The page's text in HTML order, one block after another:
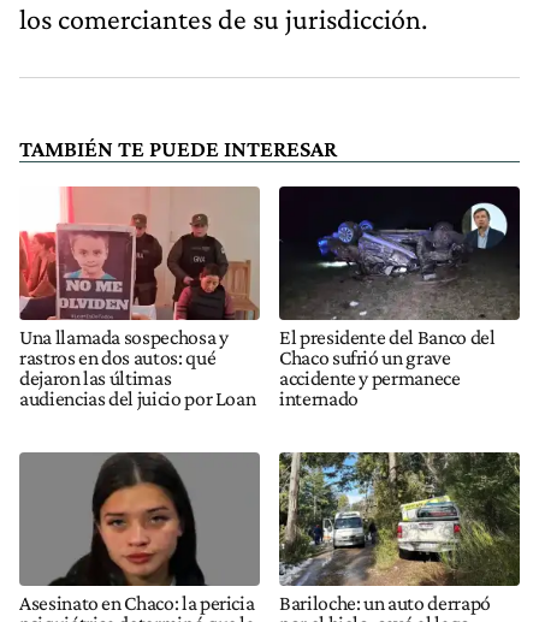
los comerciantes de su jurisdicción.
TAMBIÉN TE PUEDE INTERESAR
Una llamada sospechosa y
rastros en dos autos: qué
dejaron las últimas
audiencias del juicio por Loan
El presidente del Banco del
Chaco sufrió un grave
accidente y permanece
internado
Asesinato en Chaco: la pericia
Bariloche: un auto derrapó